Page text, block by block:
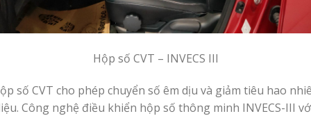
Hộp số CVT – INVECS III
số CVT cho phép chuyển số êm dịu và giảm tiêu hao
Công nghệ điều khiển hộp số thông minh INVECS-III